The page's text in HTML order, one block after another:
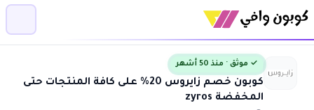
✓ موثق · منذ 50 أشهر
كوبون خصم زايروس 20% على كافة المنتجات حتى
المخفضة zyros